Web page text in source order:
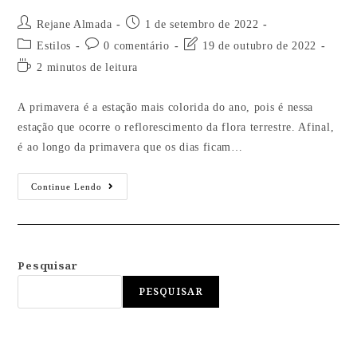
Rejane Almada
1 de setembro de 2022
Estilos
0 comentário
19 de outubro de 2022
2 minutos de leitura
A primavera é a estação mais colorida do ano, pois é nessa
estação que ocorre o reflorescimento da flora terrestre. Afinal,
é ao longo da primavera que os dias ficam…
Continue Lendo
Pesquisar
PESQUISAR